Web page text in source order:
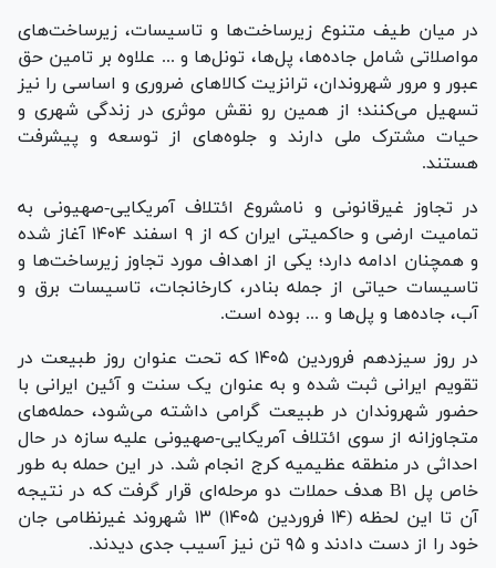
در میان طیف متنوع زیرساخت­‌ها و تاسیسات، زیرساخت‌­های
مواصلاتی شامل جاده­‌ها، پل‌‌ها، تونل‌­ها و ... علاوه بر تامین حق
عبور و مرور شهروندان، ترانزیت کالا‌های ضروری و اساسی را نیز
تسهیل می‌‌کنند؛ از همین رو نقش موثری در زندگی شهری و
حیات مشترک ملی دارند و جلوه‌ه­ای از توسعه و پیشرفت
هستند.
در تجاوز غیرقانونی و نامشروع ائتلاف آمریکایی-صهیونی به
تمامیت ارضی و حاکمیتی ایران که از ۹ اسفند ۱۴۰۴ آغاز شده
و همچنان ادامه دارد؛ یکی از اهداف مورد تجاوز زیرساخت­‌ها و
تاسیسات حیاتی از جمله بنادر، کارخانجات، تاسیسات برق و
آب، جاده‌­ها و پل‌­ها و ... بوده است.
در روز سیزدهم فروردین ۱۴۰۵ که تحت عنوان روز طبیعت در
تقویم ایرانی ثبت شده و به عنوان یک سنت و آئین ایرانی با
حضور شهروندان در طبیعت گرامی داشته می­‌شود، حمله‌ه­ای
متجاوزانه از سوی ائتلاف آمریکایی-صهیونی علیه سازه در حال
احداثی در منطقه عظیمیه کرج انجام شد. در این حمله به طور
خاص پل B۱ هدف حملات دو مرحله‌­ای قرار گرفت که در نتیجه
آن تا این لحظه (۱۴ فروردین ۱۴۰۵) ۱۳ شهروند غیرنظامی جان
خود را از دست دادند و ۹۵ تن نیز آسیب جدی دیدند.